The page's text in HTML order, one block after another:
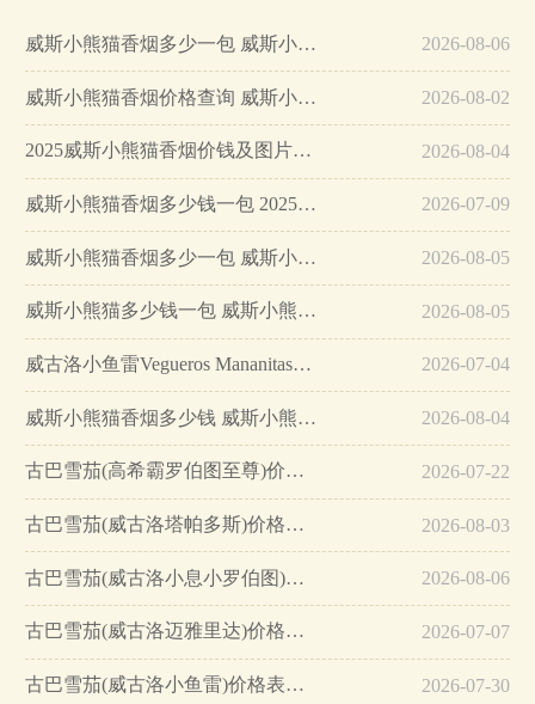
威斯小熊猫香烟多少一包 威斯小熊猫香烟图片大全… 2026-08-06
威斯小熊猫香烟价格查询 威斯小熊猫香烟多少一包… 2026-08-02
2025威斯小熊猫香烟价钱及图片一览… 2026-08-04
威斯小熊猫香烟多少钱一包 2025威斯小熊猫价钱… 2026-07-09
威斯小熊猫香烟多少一包 威斯小熊猫好抽吗… 2026-08-05
威斯小熊猫多少钱一包 威斯小熊猫香烟价格一览… 2026-08-05
威古洛小鱼雷Vegueros Mananitas雪茄价格及口感介绍… 2026-07-04
威斯小熊猫香烟多少钱 威斯小熊猫香烟价格表图… 2026-08-04
古巴雪茄(高希霸罗伯图至尊)价格表图 高希霸罗伯图至尊限量版多少钱… 2026-07-22
古巴雪茄(威古洛塔帕多斯)价格表图 威古洛塔帕多斯多少钱… 2026-08-03
古巴雪茄(威古洛小息小罗伯图)价格表图 威古洛小息多少钱… 2026-08-06
古巴雪茄(威古洛迈雅里达)价格表图 威古洛迈雅里达小鱼雷多少钱… 2026-07-07
古巴雪茄(威古洛小鱼雷)价格表图 威古洛小鱼雷多少钱… 2026-07-30